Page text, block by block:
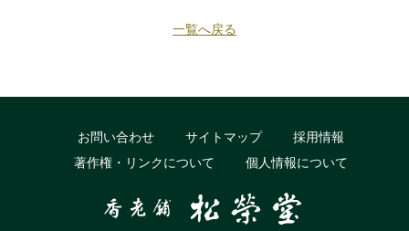
一覧へ戻る
お問い合わせ サイトマップ
採用情報
著作権・リンクについて
個人情報について